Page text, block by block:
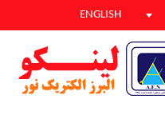
ENGLISH